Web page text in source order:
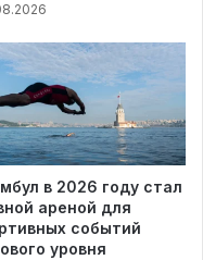
в 2026 году стал
ареной для
событий
уровня